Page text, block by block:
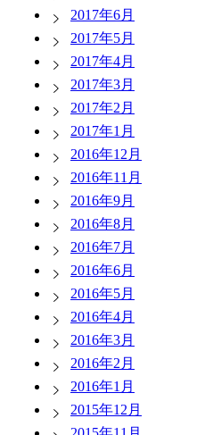
2017年6月
2017年5月
2017年4月
2017年3月
2017年2月
2017年1月
2016年12月
2016年11月
2016年9月
2016年8月
2016年7月
2016年6月
2016年5月
2016年4月
2016年3月
2016年2月
2016年1月
2015年12月